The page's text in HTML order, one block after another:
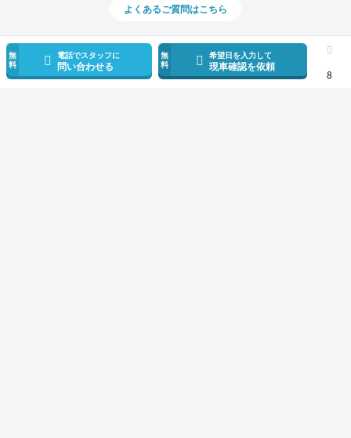
無
料
電話でスタッフに
問い合わせる
無
料
希望日を入力して
現車確認を依頼
8
よくあるご質問はこちら